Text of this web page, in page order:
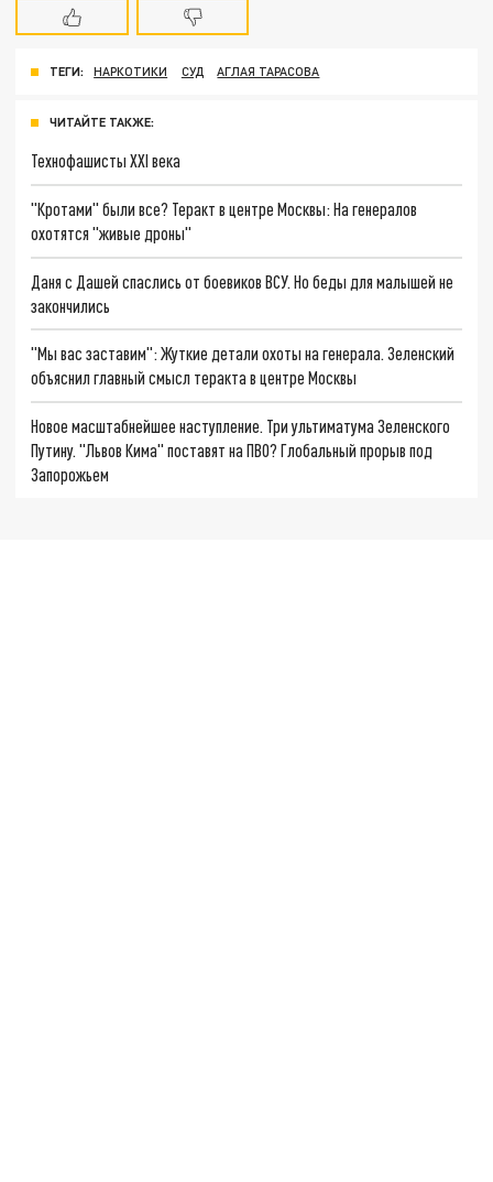
ТЕГИ: НАРКОТИКИ СУД АГЛАЯ ТАРАСОВА
ЧИТАЙТЕ ТАКЖЕ:
Технофашисты XXI века
"Кротами" были все? Теракт в центре Москвы: На генералов
охотятся "живые дроны"
Даня с Дашей спаслись от боевиков ВСУ. Но беды для малышей не
закончились
"Мы вас заставим": Жуткие детали охоты на генерала. Зеленский
объяснил главный смысл теракта в центре Москвы
Новое масштабнейшее наступление. Три ультиматума Зеленского
Путину. "Львов Кима" поставят на ПВО? Глобальный прорыв под
Запорожьем